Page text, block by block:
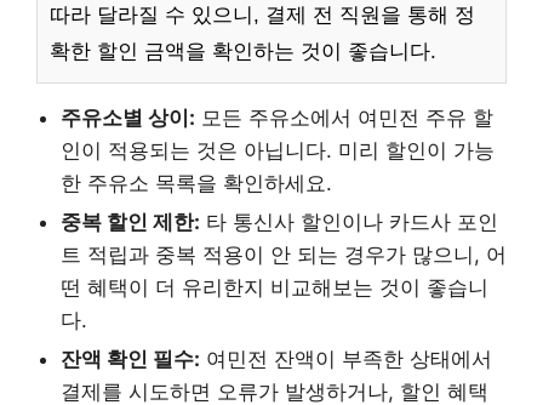
따라 달라질 수 있으니, 결제 전 직원을 통해 정
확한 할인 금액을 확인하는 것이 좋습니다.
주유소별 상이: 모든 주유소에서 여민전 주유 할
인이 적용되는 것은 아닙니다. 미리 할인이 가능
한 주유소 목록을 확인하세요.
중복 할인 제한: 타 통신사 할인이나 카드사 포인
트 적립과 중복 적용이 안 되는 경우가 많으니, 어
떤 혜택이 더 유리한지 비교해보는 것이 좋습니
다.
잔액 확인 필수: 여민전 잔액이 부족한 상태에서
결제를 시도하면 오류가 발생하거나, 할인 혜택